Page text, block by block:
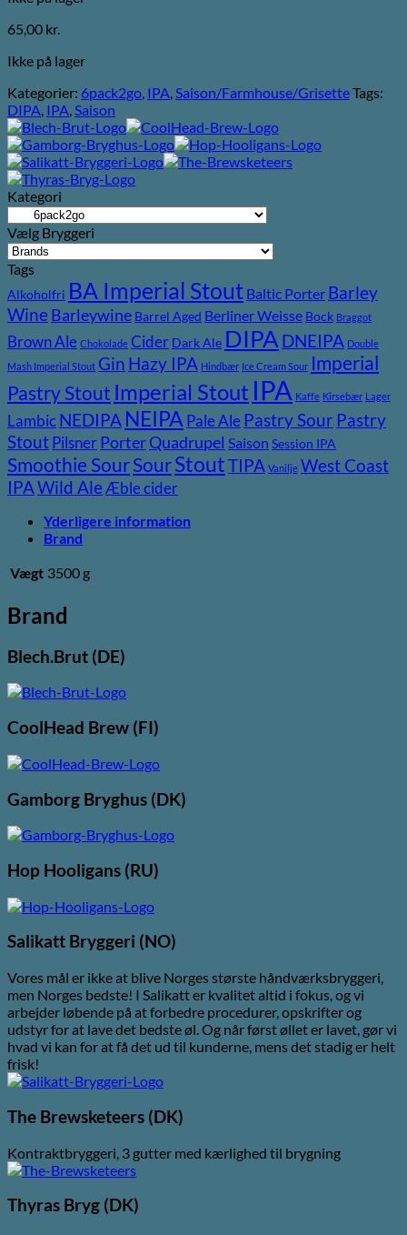
65,00 kr.
Ikke på lager
Kategorier: 6pack2go, IPA,Saison/Farmhouse/GrisetteTags:
DIPA, IPA,Saison
Kategori
Vælg Bryggeri
Tags
Alkoholfri BA Imperial Stout Baltic Porter Barley
Wine Barleywine Barrel Aged Berliner Weisse Bock Braggot
Brown Ale Chokolade Cider Dark Ale DIPA DNEIPA Double
Mash Imperial Stout Gin Hazy IPA Hindbær Ice Cream Sour Imperial
Pastry Stout Imperial Stout IPA Kaffe Kirsebær Lager
LambicNEDIPA NEIPA Pale Ale Pastry Sour Pastry
StoutPilsnerPorterQuadrupel Saison Session IPA
Smoothie SourSourStoutTIPA Vanilje West Coast
IPAWild AleÆble cider
Yderligere information
Brand
Vægt 3500 g
Brand
Blech.Brut (DE)
CoolHead Brew (FI)
Gamborg Bryghus (DK)
Hop Hooligans (RU)
Salikatt Bryggeri (NO)
Vores mål er ikke at blive Norges største håndværksbryggeri,
men Norges bedste! I Salikatt er kvalitet altid i fokus, og vi
arbejder løbende på at forbedre procedurer, opskrifter og
udstyr for at lave det bedste øl. Og når først øllet er lavet, gør vi
hvad vi kan for at få det ud til kunderne, mens det stadig er helt
frisk!
The Brewsketeers (DK)
Kontraktbryggeri, 3 gutter med kærlighed til brygning
Thyras Bryg (DK)